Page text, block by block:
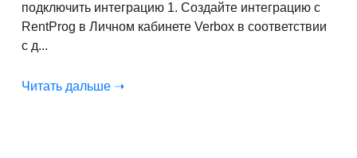
подключить интеграцию 1. Создайте интеграцию с
RentProg в Личном кабинете Verbox в соответствии
с д...
Читать дальше ➝